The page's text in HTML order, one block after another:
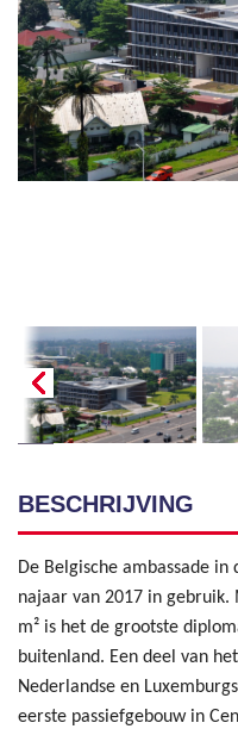
BESCHRIJVING
De Belgische ambassade in
najaar van 2017 in
m² is het de grootste
buitenland. Een deel van
Nederlandse en
eerste passiefgebouw in